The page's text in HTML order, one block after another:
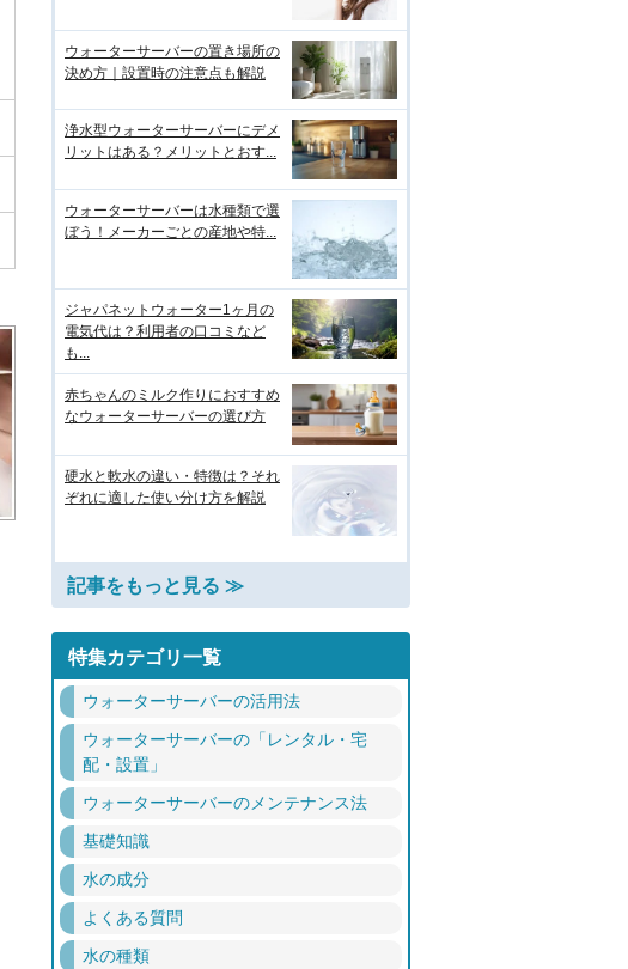
ウォーターサーバーの置き場所の
決め方｜設置時の注意点も解説
浄水型ウォーターサーバーにデメ
リットはある？メリットとおす...
ウォーターサーバーは水種類で選
ぼう！メーカーごとの産地や特...
ジャパネットウォーター1ヶ月の
電気代は？利用者の口コミなど
も...
赤ちゃんのミルク作りにおすすめ
なウォーターサーバーの選び方
硬水と軟水の違い・特徴は？それ
ぞれに適した使い分け方を解説
記事をもっと見る ≫
特集カテゴリ一覧
ウォーターサーバーの活用法
ウォーターサーバーの「レンタル・宅
配・設置」
ウォーターサーバーのメンテナンス法
基礎知識
水の成分
よくある質問
水の種類